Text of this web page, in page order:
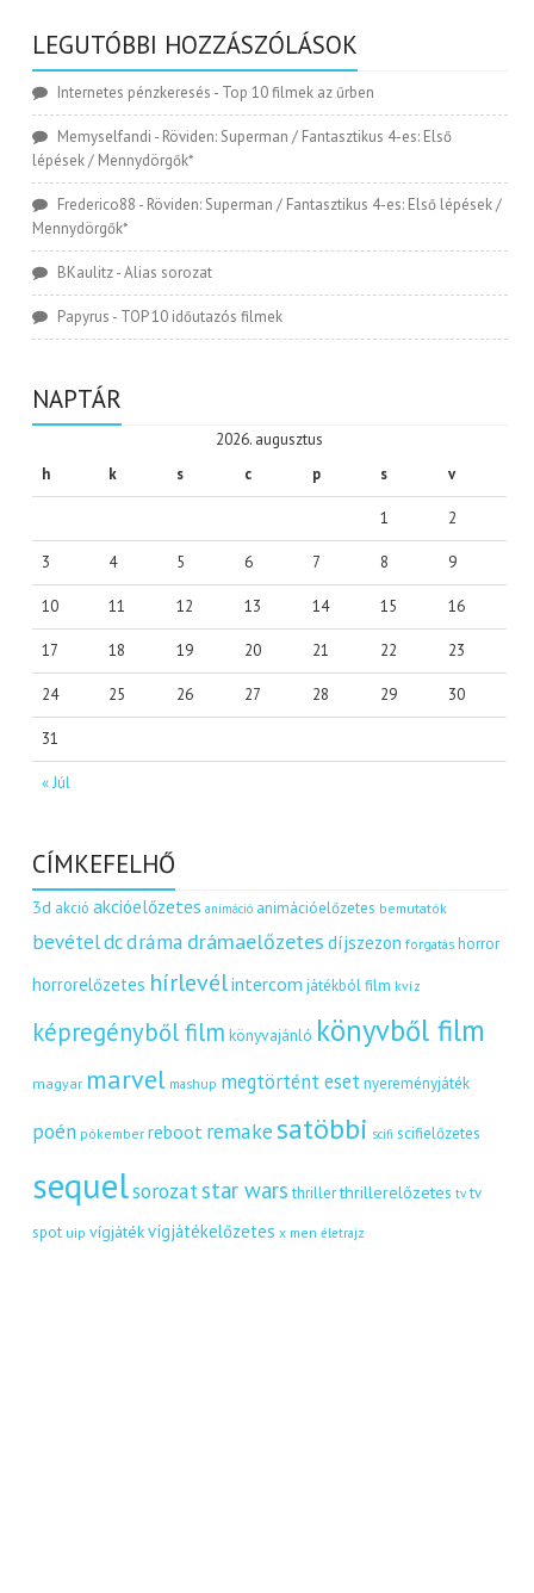
LEGUTÓBBI HOZZÁSZÓLÁSOK
Internetes pénzkeresés - Top 10 filmek az űrben
Memyselfandi - Röviden: Superman / Fantasztikus 4-es: Első
lépések / Mennydörgők*
Frederico88 - Röviden: Superman / Fantasztikus 4-es: Első lépések /
Mennydörgők*
BKaulitz-Alias sorozat
Papyrus - TOP 10 időutazós filmek
NAPTÁR
2026. augusztus
h
k s c p s v
« Júl
1 2
3 4 5 6 7 8 9
10 11 12 13 14 15 16
17 18 19 20 21 22 23
24 25 26 27 28 29 30
31
CÍMKEFELHŐ
3d akció akcióelőzetes animáció animációelőzetes bemutatók
bevételdcdráma drámaelőzetes díjszezon forgatás horror
horrorelőzetes hírlevélintercom játékból film kvíz
képregényből film könyvajánló könyvből film
magyar marvel mashup megtörtént eset nyereményjáték
poén pókember reboot remakesatöbbi scifi scifielőzetes
sequelsorozat star wars thriller thrillerelőzetes tv tv
spot uip vígjátékvígjátékelőzetes x men életrajz